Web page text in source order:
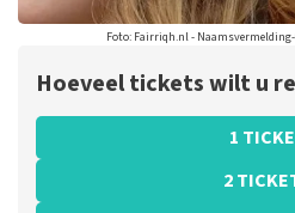
Foto: Fairriqh.nl - Naamsvermelding-
Hoeveel tickets wilt u
1
2